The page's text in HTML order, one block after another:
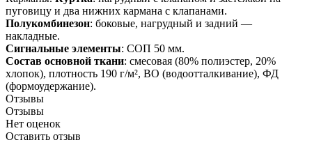
пуговицу и два нижних кармана с клапанами.
Полукомбинезон: боковые, нагрудный и задний —
накладные.
Сигнальные элементы: СОП 50 мм.
Состав основной ткани: смесовая (80% полиэстер, 20%
хлопок), плотность 190 г/м², ВО (водоотталкивание), ФД
(формоудержание).
Отзывы
Отзывы
Нет оценок
Оставить отзыв